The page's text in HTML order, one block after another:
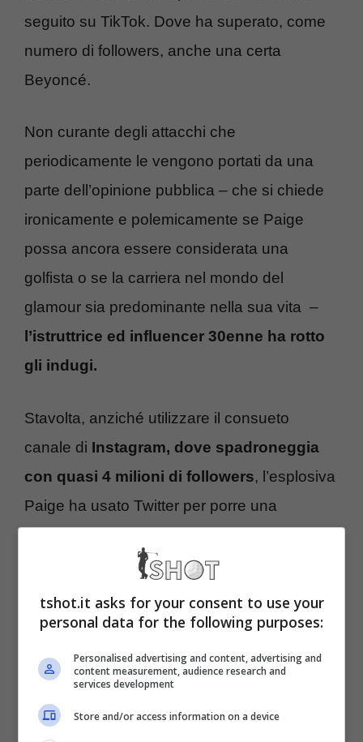
seguito su TikTok. Dove ha superato, come
numero di followers, anche una certa
Beyoncé.
Non curante degli attacchi che
periodicamente le vengono portati da una
parte dell’opinione pubblica – che si chiede
ironicamente e polemicamente se Paige
possa ancora essere considerata una
golfista o se la carriera nel mondo del
glamour sia predominante nella sua vita –
l’istruttrice ed influencer 30enne ha rotto
gli indugi.
Stavolta, anziché utilizzare il consueto
canale di Instagram, dove spadroneggia
con quasi 4 milioni di followers, l’esplosiva
Paige ha usato Twitter per porre una
sparsi in America del Nord. E non solo.
Evidentemente, considerando la grande
nella battaglia delle bellezze legate allo sport
che quotidianamente si combatte sui social,
tshot.it asks for your consent to use your
personal data for the following purposes:
Personalised advertising and content, advertising and
content measurement, audience research and
services development
Store and/or access information on a device